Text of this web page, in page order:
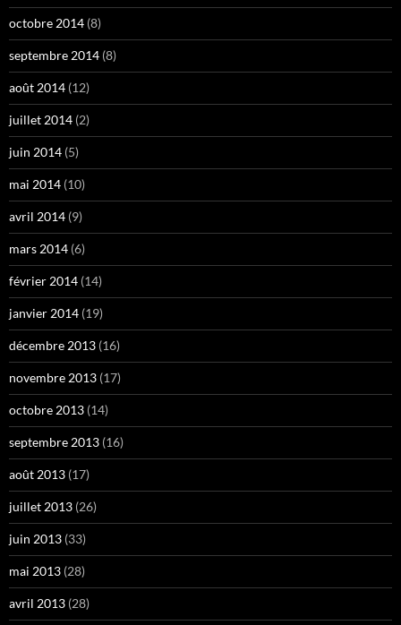
octobre 2014 (8)
septembre 2014 (8)
août 2014 (12)
juillet 2014 (2)
juin 2014 (5)
mai 2014 (10)
avril 2014 (9)
mars 2014 (6)
février 2014 (14)
janvier 2014 (19)
décembre 2013 (16)
novembre 2013 (17)
octobre 2013 (14)
septembre 2013 (16)
août 2013 (17)
juillet 2013 (26)
juin 2013 (33)
mai 2013 (28)
avril 2013 (28)